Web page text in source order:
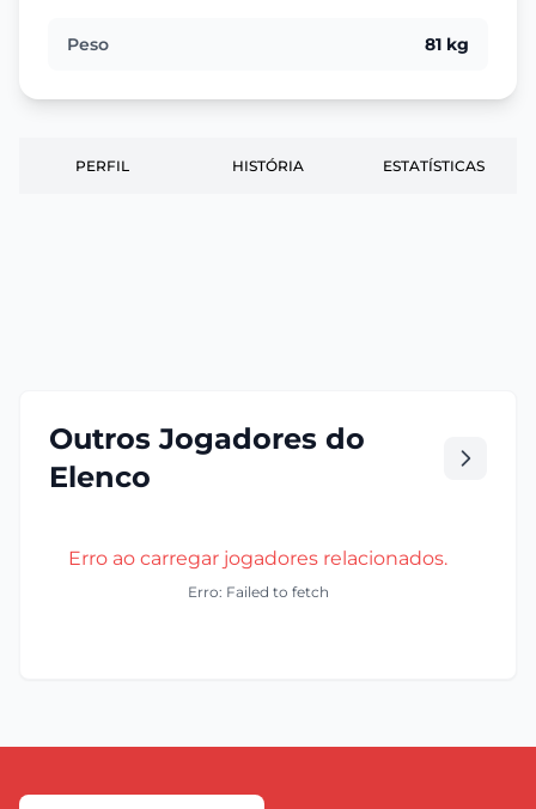
Peso 81 kg
PERFIL HISTÓRIA ESTATÍSTICAS
Outros Jogadores do
Elenco
Erro ao carregar jogadores relacionados.
Erro: Failed to fetch